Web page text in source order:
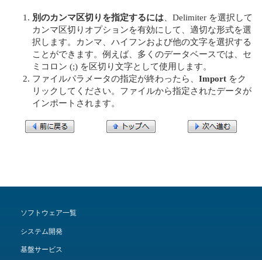
別のカンマ区切りを指定するには 、Delimiter を選択して
カンマ区切りオプションを有効にして、適切な形式を選
択します。カンマ、ハイフンおよび他の文字を選択する
ことができます。例えば、多くのデータベースでは、セ
ミコロン (;) を区切り文字として使用します。
ファイルパラメータの指定が終わったら、 Import をク
リックしてください。ファイルから指定されたデータが
インポートされます。
ソフトウェア一覧
システム開発
基盤サービス